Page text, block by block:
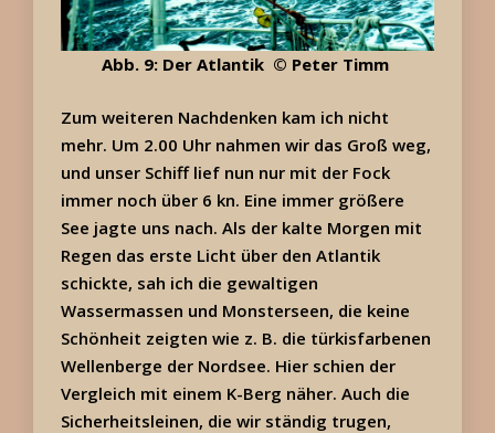
Abb. 9: Der Atlantik © Peter Timm
Zum weiteren Nachdenken kam ich nicht
mehr. Um 2.00 Uhr nahmen wir das Groß weg,
und unser Schiff lief nun nur mit der Fock
immer noch über 6 kn. Eine immer größere
See jagte uns nach. Als der kalte Morgen mit
Regen das erste Licht über den Atlantik
schickte, sah ich die gewaltigen
Wassermassen und Monsterseen, die keine
Schönheit zeigten wie z. B. die türkisfarbenen
Wellenberge der Nordsee. Hier schien der
Vergleich mit einem K-Berg näher. Auch die
Sicherheitsleinen, die wir ständig trugen,